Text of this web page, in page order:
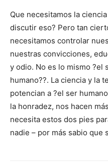
Que necesitamos la
discutir eso? Pero tan
necesitamos controlar
nuestras convicciones,
y odio. No es lo mismo ?el
humano??. La ciencia y la
potencian a ?el ser
la honradez, nos hacen
necesita estos dos pies
nadie – por más sabio que